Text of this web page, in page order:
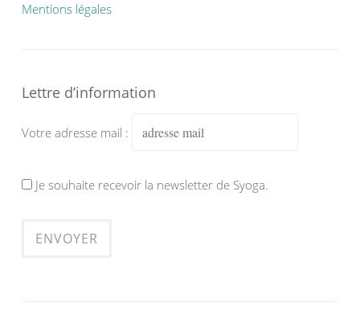
Mentions légales
Lettre d’information
Votre adresse mail :
Je souhaite recevoir la newsletter de Syoga.